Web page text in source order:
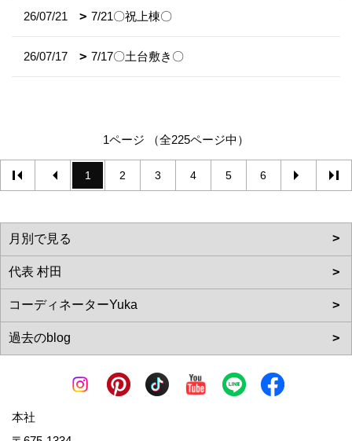
26/07/21 7/21〇祝上棟〇
26/07/17 7/17〇土台敷き〇
1ページ （全225ページ中）
1 2 3 4 5 6
本社